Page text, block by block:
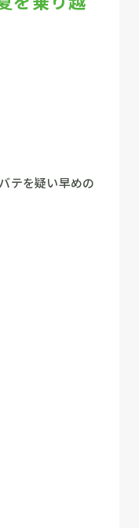
テを疑い早めの